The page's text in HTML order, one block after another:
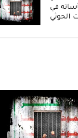
في
الحوثي